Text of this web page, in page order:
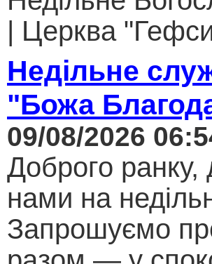
| Церква
Недільне
"Божа
09/08/2026
Доброго ранку,
нами на
Запрошуємо